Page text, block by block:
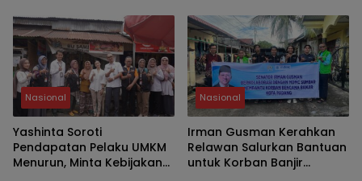
Nasional
Yashinta Soroti
Pendapatan Pelaku UMKM
Menurun, Minta Kebijakan
Nasional
Irman Gusman Kerahkan
Relawan Salurkan Bantuan
untuk Korban Banjir